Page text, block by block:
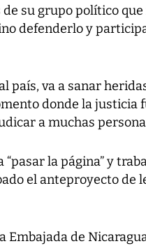
su grupo político
defenderlo y
país, va a sanar
donde la justicia
a muchas
la página” y
el anteproyecto de
Embajada de